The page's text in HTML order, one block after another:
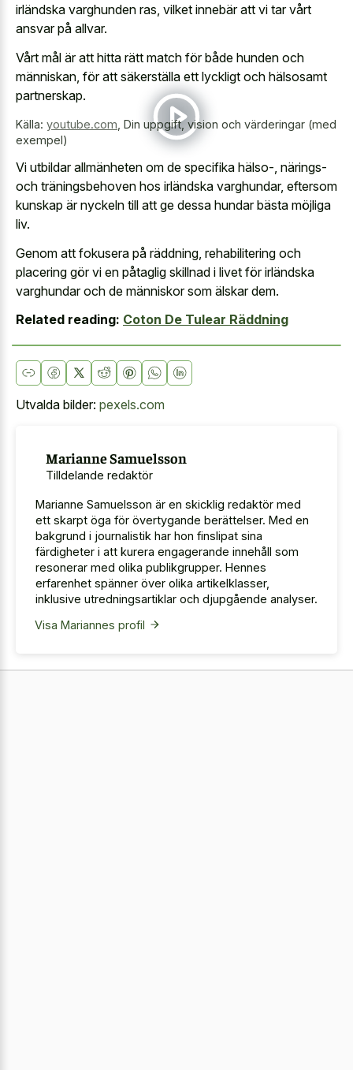
irländska varghunden ras, vilket innebär att vi tar vårt
ansvar på allvar.
Vårt mål är att hitta rätt match för både hunden och
människan, för att säkerställa ett lyckligt och hälsosamt
partnerskap.
Källa: youtube.com Din uppgift, vision och värderingar (med
exempel)
Vi utbildar allmänheten om de specifika hälso-, närings-
och träningsbehoven hos irländska varghundar, eftersom
kunskap är nyckeln till att ge dessa hundar bästa möjliga
liv.
Genom att fokusera på räddning, rehabilitering och
placering gör vi en påtaglig skillnad i livet för irländska
varghundar och de människor som älskar dem.
Related reading: Coton De Tulear Räddning
Utvalda bilder: pexels.com
Marianne Samuelsson
Tilldelande redaktör
Marianne Samuelsson är en skicklig redaktör med
ett skarpt öga för övertygande berättelser. Med en
bakgrund i journalistik har hon finslipat sina
färdigheter i att kurera engagerande innehåll som
resonerar med olika publikgrupper. Hennes
erfarenhet spänner över olika artikelklasser,
inklusive utredningsartiklar och djupgående analyser.
Visa Mariannes profil